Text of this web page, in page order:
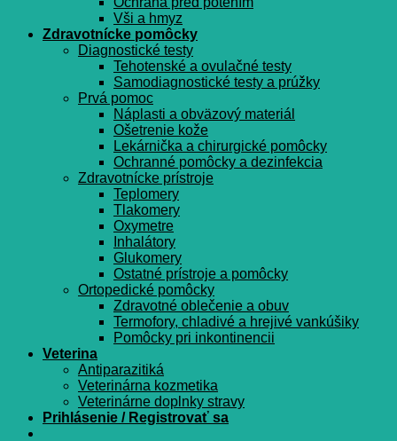
Vši a hmyz
Zdravotnícke pomôcky
Diagnostické testy
Tehotenské a ovulačné testy
Samodiagnostické testy a prúžky
Prvá pomoc
Náplasti a obväzový materiál
Ošetrenie kože
Lekárnička a chirurgické pomôcky
Ochranné pomôcky a dezinfekcia
Zdravotnícke prístroje
Teplomery
Tlakomery
Oxymetre
Inhalátory
Glukomery
Ostatné prístroje a pomôcky
Ortopedické pomôcky
Zdravotné oblečenie a obuv
Termofory, chladivé a hrejivé vankúšiky
Pomôcky pri inkontinencii
Veterina
Antiparazitiká
Veterinárna kozmetika
Veterinárne doplnky stravy
Prihlásenie / Registrovať sa